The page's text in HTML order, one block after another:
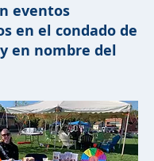
eventos
en el condado de
en nombre del